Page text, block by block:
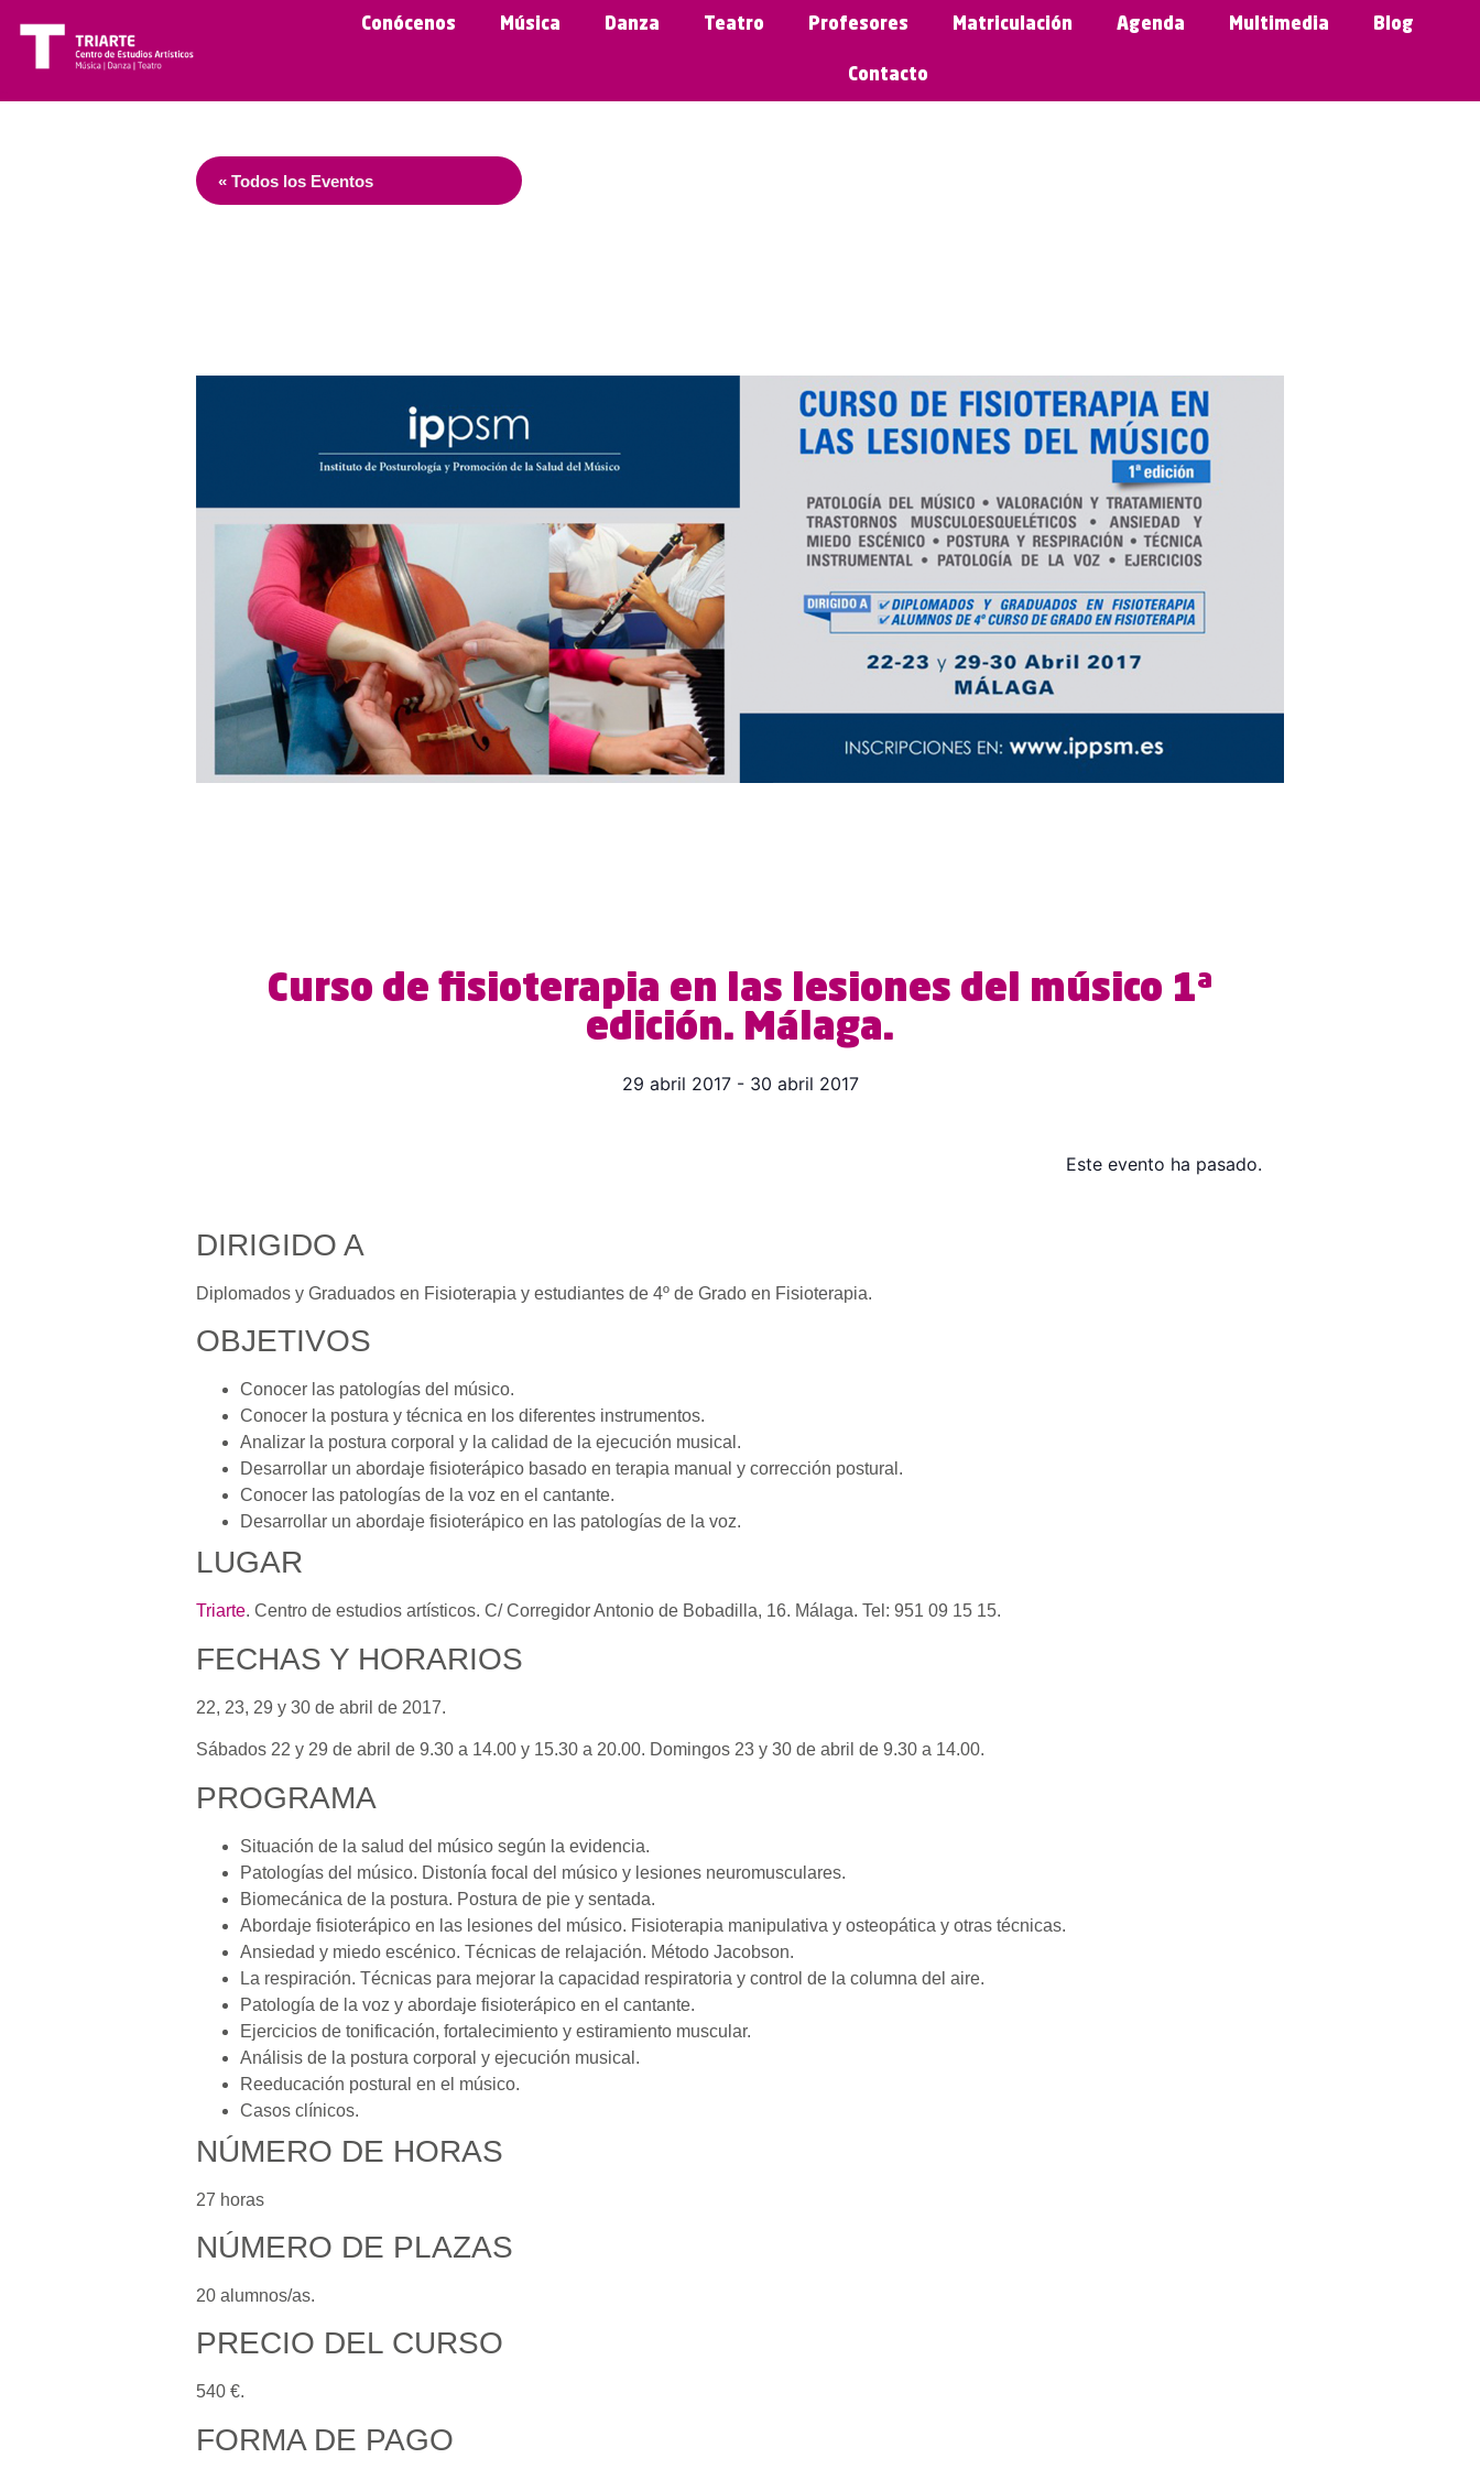
Conócenos Música Danza Teatro Profesores Matriculación Agenda Multimedia Blog
Contacto
« Todos los Eventos
Curso de fisioterapia en las lesiones del músico 1ª
edición. Málaga.
29 abril 2017 - 30 abril 2017
Este evento ha pasado.
DIRIGIDO A
Diplomados y Graduados en Fisioterapia y estudiantes de 4º de Grado en Fisioterapia.
OBJETIVOS
Conocer las patologías del músico.
Conocer la postura y técnica en los diferentes instrumentos.
Analizar la postura corporal y la calidad de la ejecución musical.
Desarrollar un abordaje fisioterápico basado en terapia manual y corrección postural.
Conocer las patologías de la voz en el cantante.
Desarrollar un abordaje fisioterápico en las patologías de la voz.
LUGAR
Triarte. Centro de estudios artísticos. C/ Corregidor Antonio de Bobadilla, 16. Málaga. Tel: 951 09 15 15.
FECHAS Y HORARIOS
22, 23, 29 y 30 de abril de 2017.
Sábados 22 y 29 de abril de 9.30 a 14.00 y 15.30 a 20.00. Domingos 23 y 30 de abril de 9.30 a 14.00.
PROGRAMA
Situación de la salud del músico según la evidencia.
Patologías del músico. Distonía focal del músico y lesiones neuromusculares.
Biomecánica de la postura. Postura de pie y sentada.
Abordaje fisioterápico en las lesiones del músico. Fisioterapia manipulativa y osteopática y otras técnicas.
Ansiedad y miedo escénico. Técnicas de relajación. Método Jacobson.
La respiración. Técnicas para mejorar la capacidad respiratoria y control de la columna del aire.
Patología de la voz y abordaje fisioterápico en el cantante.
Ejercicios de tonificación, fortalecimiento y estiramiento muscular.
Análisis de la postura corporal y ejecución musical.
Reeducación postural en el músico.
Casos clínicos.
NÚMERO DE HORAS
27 horas
NÚMERO DE PLAZAS
20 alumnos/as.
PRECIO DEL CURSO
540 €.
FORMA DE PAGO